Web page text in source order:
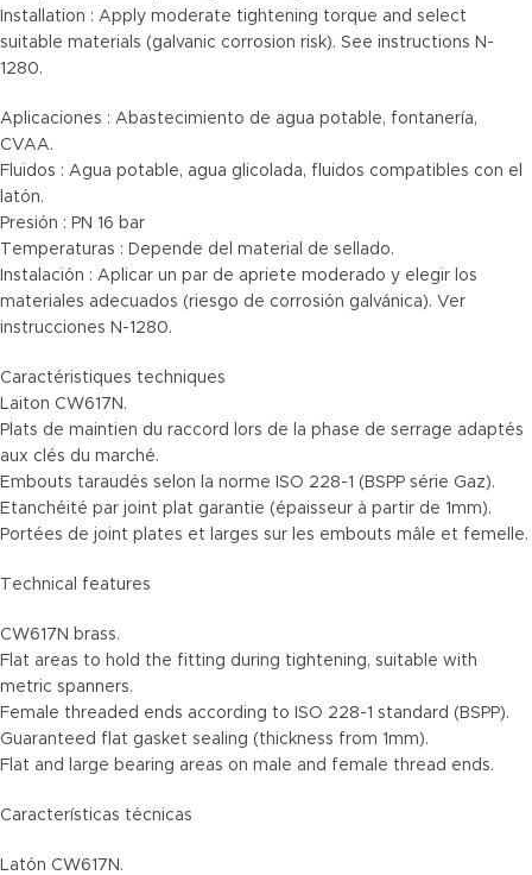
Installation : Apply moderate tightening torque and select
suitable materials (galvanic corrosion risk). See instructions N-
1280.
Aplicaciones : Abastecimiento de agua potable, fontanería,
CVAA.
Fluidos : Agua potable, agua glicolada, fluidos compatibles con el
latón.
Presión : PN 16 bar
Temperaturas : Depende del material de sellado.
Instalación : Aplicar un par de apriete moderado y elegir los
materiales adecuados (riesgo de corrosión galvánica). Ver
instrucciones N-1280.
Caractéristiques techniques
Laiton CW617N.
Plats de maintien du raccord lors de la phase de serrage adaptés
aux clés du marché.
Embouts taraudés selon la norme ISO 228-1 (BSPP série Gaz).
Etanchéité par joint plat garantie (épaisseur à partir de 1mm).
Portées de joint plates et larges sur les embouts mâle et femelle.
Technical features
CW617N brass.
Flat areas to hold the fitting during tightening, suitable with
metric spanners.
Female threaded ends according to ISO 228-1 standard (BSPP).
Guaranteed flat gasket sealing (thickness from 1mm).
Flat and large bearing areas on male and female thread ends.
Características técnicas
Latón CW617N.